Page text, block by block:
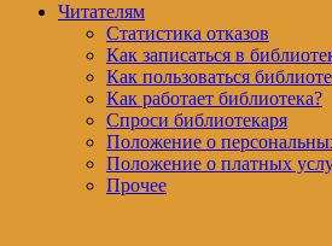
Читателям
Статистика отказов
Как записаться в
Как пользоваться
Как работает библиотека?
Спроси библиотекаря
Положение о
Положение о платных
Прочее